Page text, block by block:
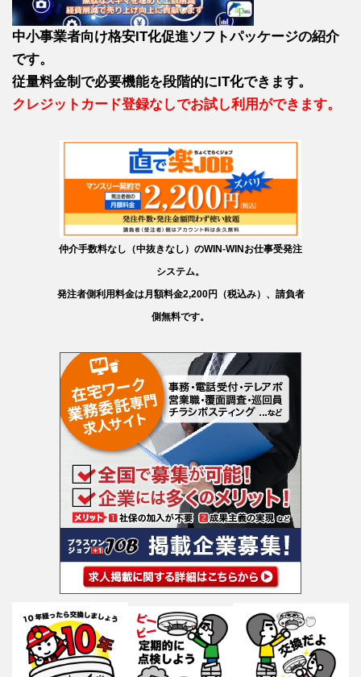
中小事業者向け格安IT化促進ソフトパッケージの紹介
です。
従量料金制で必要機能を段階的にIT化できます。
クレジットカード登録なしでお試し利用ができます。
仲介手数料なし（中抜きなし）のWIN-WINお仕事受発注
システム。
発注者側利用料金は月額料金2,200円（税込み）、請負者
側無料です。